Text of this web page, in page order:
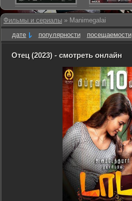
Фильмы и сериалы » Manimegalai
дате
популярности посещаемости
Отец (2023) - смотреть онлайн